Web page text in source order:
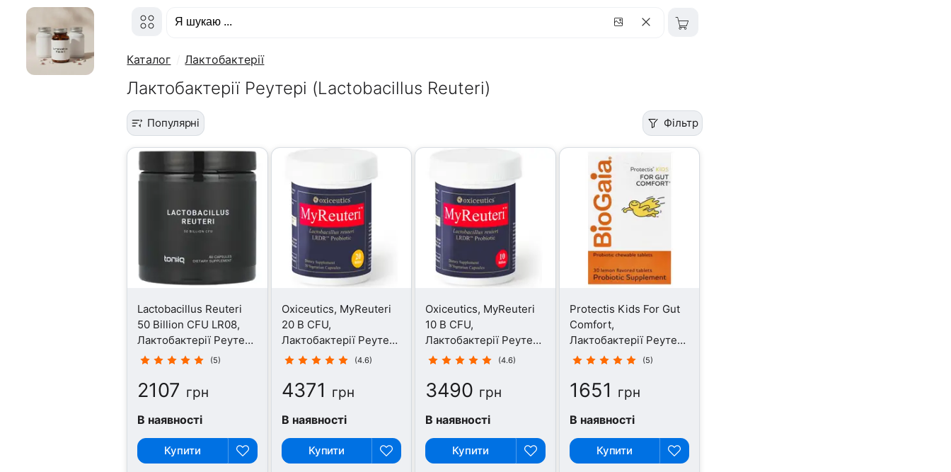
Каталог Лактобактерії
Лактобактерії Реутері (Lactobacillus Reuteri)
Популярні Фільтр
Lactobacillus Reuteri
50 Billion CFU LR08,
Лактобактерії Реутері,
60 капсул
(5)
2107 грн
В наявності
Купити
Oxiceutics, MyReuteri
20 B CFU,
Лактобактерії Реутері,
30 капсул
(4.6)
4371 грн
В наявності
Купити
Oxiceutics, MyReuteri
10 B CFU,
Лактобактерії Реутері,
30 капсул
(4.6)
3490 грн
В наявності
Купити
Protectis Kids For Gut
Comfort,
Лактобактерії Реутері,
30 таблеток
(5)
1651 грн
В наявності
Купити